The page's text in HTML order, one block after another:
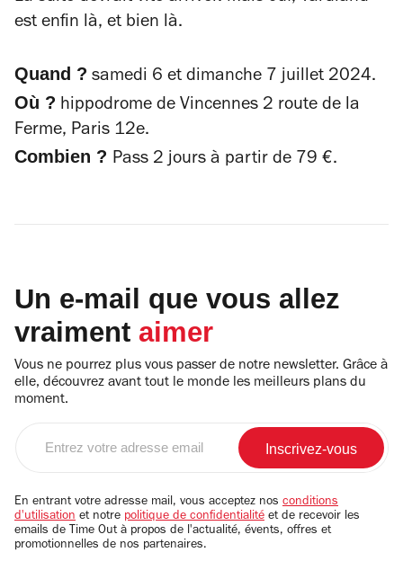
est enfin là, et bien là.
Quand ? samedi 6 et dimanche 7 juillet 2024.
Où ? hippodrome de Vincennes 2 route de la
Ferme, Paris 12e.
Combien ? Pass 2 jours à partir de 79 €.
Un e-mail que vous allez
vraiment aimer
Vous ne pourrez plus vous passer de notre newsletter. Grâce à
elle, découvrez avant tout le monde les meilleurs plans du
moment.
email
En entrant votre adresse mail, vous acceptez nos conditions
d'utilisation et notre politique de confidentialité et de recevoir les
emails de Time Out à propos de l'actualité, évents, offres et
promotionnelles de nos partenaires.